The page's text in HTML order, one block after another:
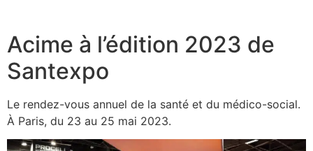
Acime à l’édition 2023 de
Santexpo
Le rendez-vous annuel de la santé et du médico-social.
À Paris, du 23 au 25 mai 2023.